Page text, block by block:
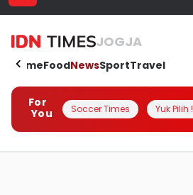
JOGJA
HomeFoodNewsSportTravel
For
You
Soccer Times Yuk Pilih !